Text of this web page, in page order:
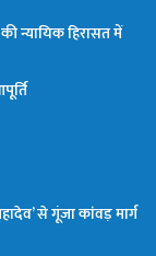
न्यायिक हिरासत में
से गूंजा कांवड़ मार्ग